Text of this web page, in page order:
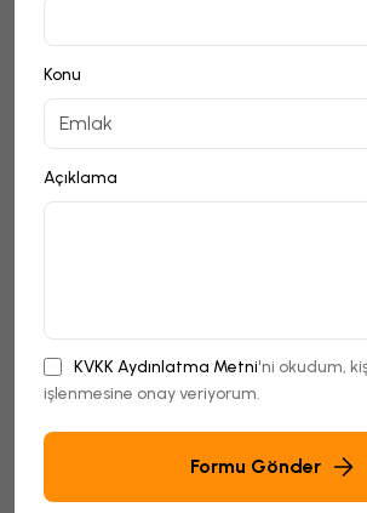
Konu
Açıklama
KVKK Aydınlatma Metni'ni okudum,
işlenmesine onay veriyorum.
Formu Gönder